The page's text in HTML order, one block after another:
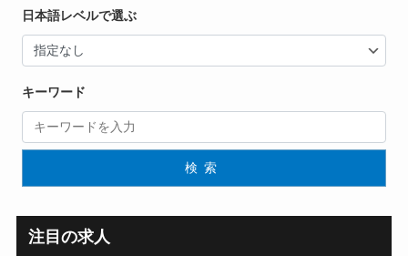
日本語レベルで選ぶ
キーワード
検索
注目の求人